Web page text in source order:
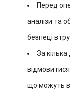
Перед
аналізи та
безпеці
За
що можуть